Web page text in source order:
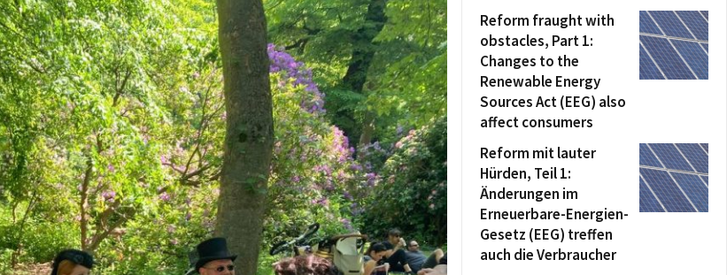
Reform fraught with
obstacles, Part 1:
Changes to the
Renewable Energy
Sources Act (EEG) also
affect consumers
Reform mit lauter
Hürden, Teil 1:
Änderungen im
Erneuerbare-Energien-
Gesetz (EEG) treffen
auch die Verbraucher